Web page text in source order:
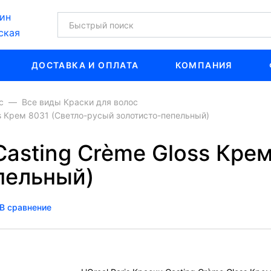
ДОСТАВКА И ОПЛАТА КОМПАНИЯ
Все виды Краски для волос
8031 (Cветло-русый золотисто-пепельный)
Crème Gloss
сравнение